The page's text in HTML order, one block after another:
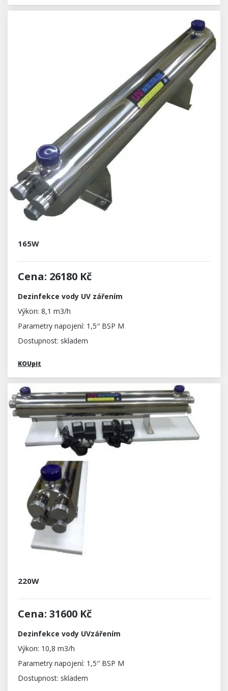
165W
Cena: 26180 Kč
Dezinfekce vody UV zářením
Výkon: 8,1 m3/h
Parametry napojení: 1,5′′ BSP M
Dostupnost: skladem
KOUpit
220W
Cena: 31600 Kč
Dezinfekce vody UVzářením
Výkon: 10,8 m3/h
Parametry napojení: 1,5′′ BSP M
Dostupnost: skladem